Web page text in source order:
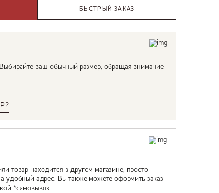
БЫСТРЫЙ ЗАКАЗ
Выбирайте ваш обычный размер, обращая внимание
товар находится в другом магазине, просто
удобный адрес. Вы также можете оформить заказ
*самовывоз.